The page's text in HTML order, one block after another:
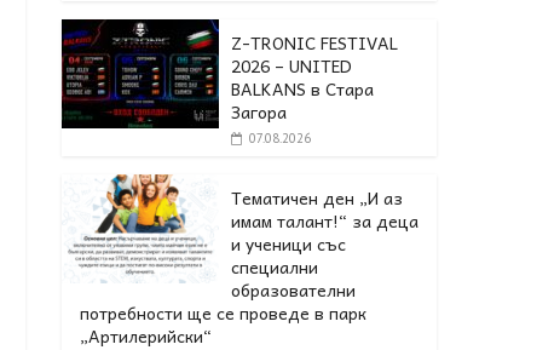
Z-TRONIC FESTIVAL
2026 – UNITED
BALKANS в Стара
Загора
07.08.2026
Тематичен ден „И аз
имам талант!“ за деца
и ученици със
специални
образователни
потребности ще се проведе в парк
„Артилерийски“